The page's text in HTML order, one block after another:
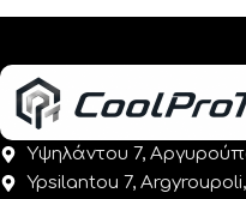
Υψηλάντου 7,
Ypsilantou 7,